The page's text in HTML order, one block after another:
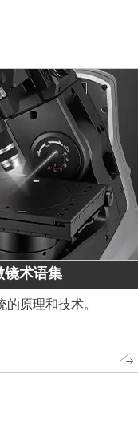
镜术语集
原理和技术。